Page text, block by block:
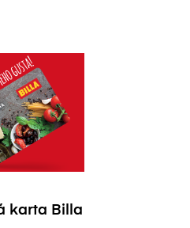
karta Billa